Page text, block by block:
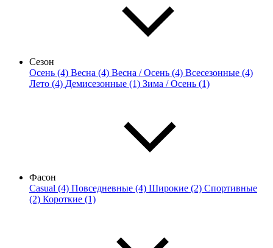
Сезон
Осень (4) Весна (4) Весна / Осень (4) Всесезонные (4)
Лето (4) Демисезонные (1) Зима / Осень (1)
Фасон
Casual (4) Повседневные (4) Широкие (2) Спортивные
(2) Короткие (1)